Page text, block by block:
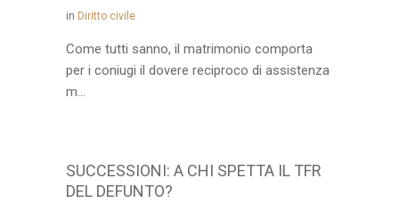
in Diritto civile
Come tutti sanno, il matrimonio comporta
per i coniugi il dovere reciproco di assistenza
m...
SUCCESSIONI: A CHI SPETTA IL TFR
DEL DEFUNTO?